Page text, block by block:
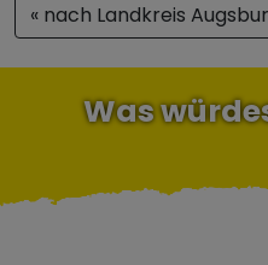
« nach Landkreis
Was